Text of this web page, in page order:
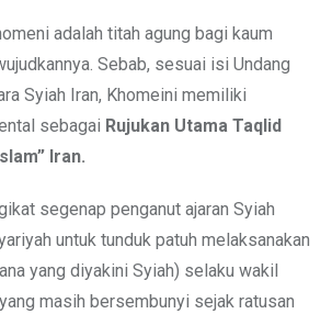
adalah titah agung bagi kaum
Sebab, sesuai isi Undang
Syiah Iran, Khomeini memiliki
sebagai Rujukan Utama Taqlid
Iran.
segenap penganut ajaran Syiah
untuk tunduk patuh melaksanakan
yang diyakini Syiah) selaku wakil
masih bersembunyi sejak ratusan